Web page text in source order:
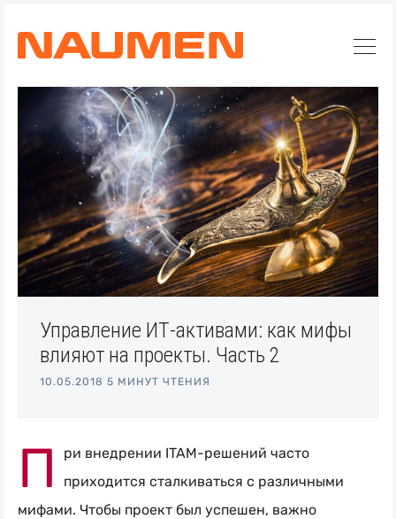
Искать
Блог
Управление ИТ-активами: как мифы
влияют на проекты. Часть 2
10.05.2018 5 МИНУТ ЧТЕНИЯ
П ри внедрении ITAM-решений часто
приходится сталкиваться с различными
мифами. Чтобы проект был успешен, важно